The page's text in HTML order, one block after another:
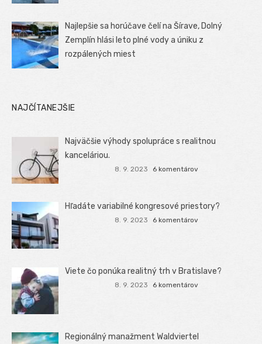
Najlepšie sa horúčave čelí na Šírave, Dolný
Zemplín hlási leto plné vody a úniku z
rozpálených miest
NAJČÍTANEJŠIE
Najväčšie výhody spolupráce s realitnou
kanceláriou.
8. 9. 2023 6 komentárov
Hľadáte variabilné kongresové priestory?
8. 9. 2023 6 komentárov
Viete čo ponúka realitný trh v Bratislave?
8. 9. 2023 6 komentárov
Regionálný manažment Waldviertel